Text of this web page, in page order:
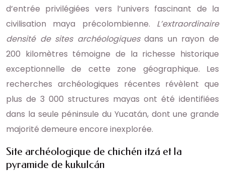
d’entrée privilégiées vers l’univers fascinant de la
civilisation maya précolombienne. L’extraordinaire
densité de sites archéologiquesdans un rayon de
200 kilomètres témoigne de la richesse historique
exceptionnelle de cette zone géographique. Les
recherches archéologiques récentes révèlent que
plus de 3 000 structures mayas ont été identifiées
dans la seule péninsule du Yucatán, dont une grande
majorité demeure encore inexplorée.
Site archéologique de chichén itzá et la
pyramide de kukulcán